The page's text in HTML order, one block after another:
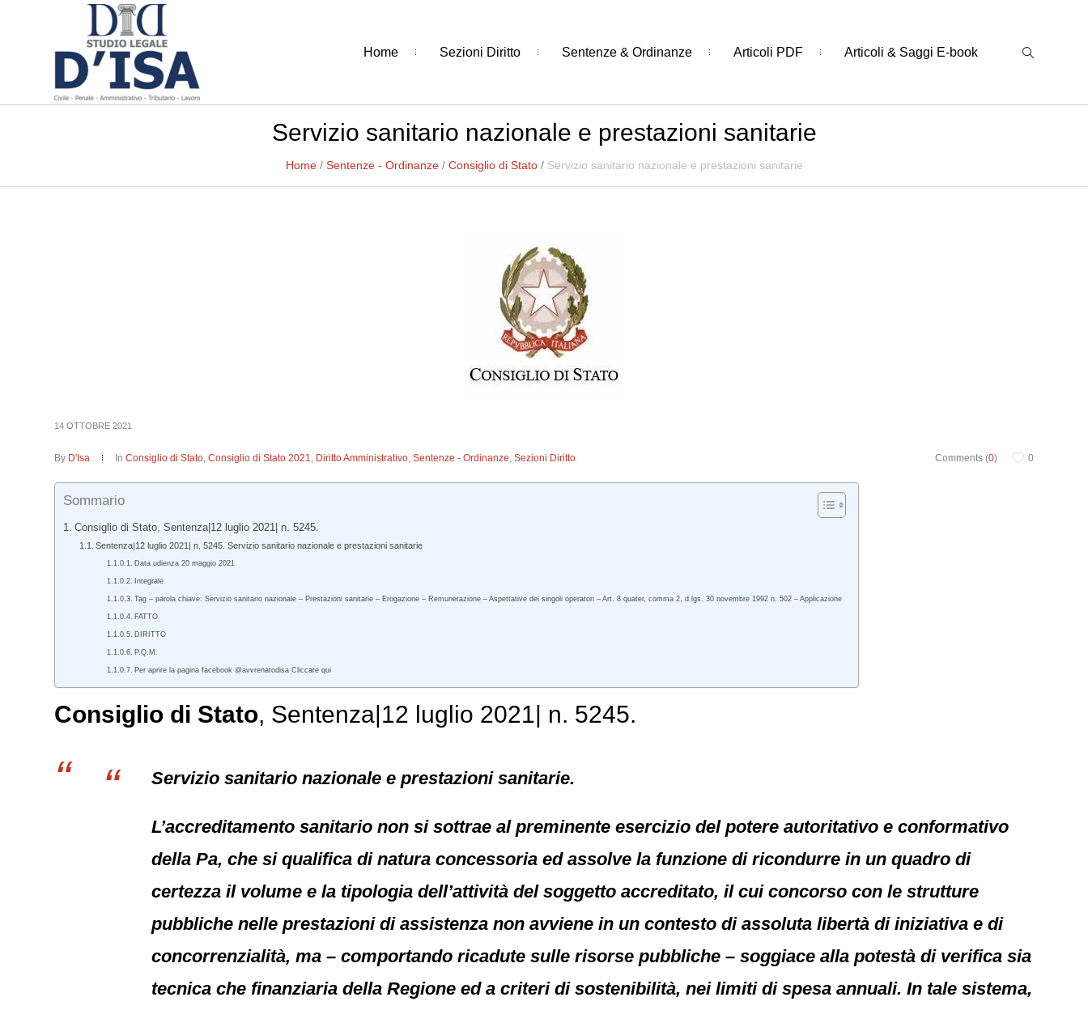
Home Sezioni Diritto Sentenze & Ordinanze Articoli PDF Articoli & Saggi E-book
Servizio sanitario nazionale e prestazioni sanitarie
Home / Sentenze - Ordinanze / Consiglio di Stato / Servizio sanitario nazionale e prestazioni sanitarie
14 OTTOBRE 2021
Comments (0) 0
By D'Isa InConsiglio di Stato,Consiglio di Stato 2021, Diritto Amministrativo,Sentenze - Ordinanze,Sezioni Diritto
Sommario
Consiglio di Stato, Sentenza|12 luglio 2021| n. 5245.
Sentenza|12 luglio 2021| n. 5245. Servizio sanitario nazionale e prestazioni sanitarie
Data udienza 20 maggio 2021
Integrale
Tag – parola chiave: Servizio sanitario nazionale – Prestazioni sanitarie – Erogazione – Remunerazione – Aspettative dei singoli operatori – Art. 8 quater, comma 2, d.lgs. 30 novembre 1992 n. 502 – Applicazione
FATTO
DIRITTO
P.Q.M.
Per aprire la pagina facebook @avvrenatodisa Cliccare qui
Consiglio di Stato, Sentenza|12 luglio 2021| n. 5245.
Servizio sanitario nazionale e prestazioni sanitarie.
L’accreditamento sanitario non si sottrae al preminente esercizio del potere autoritativo e conformativo
della Pa, che si qualifica di natura concessoria ed assolve la funzione di ricondurre in un quadro di
certezza il volume e la tipologia dell’attività del soggetto accreditato, il cui concorso con le strutture
pubbliche nelle prestazioni di assistenza non avviene in un contesto di assoluta libertà di iniziativa e di
concorrenzialità, ma – comportando ricadute sulle risorse pubbliche – soggiace alla potestà di verifica sia
tecnica che finanziaria della Regione ed a criteri di sostenibilità, nei limiti di spesa annuali. In tale sistema,